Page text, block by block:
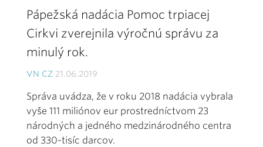
Pápežská nadácia Pomoc trpiacej
Cirkvi zverejnila výročnú správu za
minulý rok.
VN CZ 21.06.2019
Správa uvádza, že v roku 2018 nadácia vybrala
vyše 111 miliónov eur prostredníctvom 23
národných a jedného medzinárodného centra
od 330-tisíc darcov.